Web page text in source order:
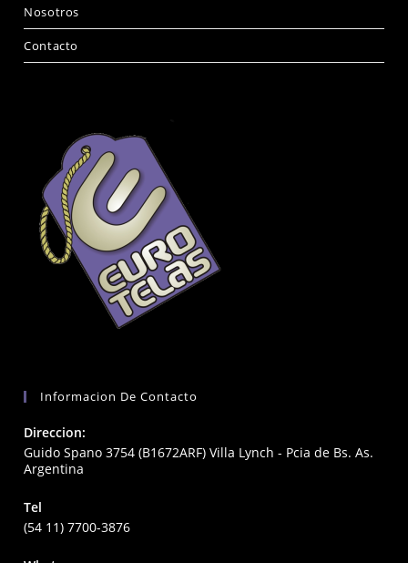
Nosotros
Contacto
Informacion De Contacto
Direccion:
Guido Spano 3754 (B1672ARF) Villa Lynch - Pcia de Bs. As.
Argentina
Tel
(54 11) 7700-3876